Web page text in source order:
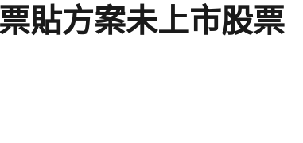
貼方案未上市股票